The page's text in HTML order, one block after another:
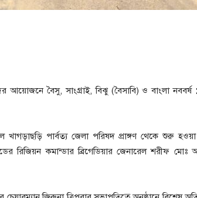
আয়োজনে বৈসু, সাংগ্রাই, বিঝু (বৈসাবি) ও বাংলা নববর্ষ
পার্বত্য জেলা পরিষদ প্রাঙ্গণ থেকে শুরু
রিজিয়ন কমান্ডার ব্রিগেডিয়ার জেনারেল শরীফ মোঃ